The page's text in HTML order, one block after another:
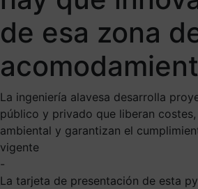
de esa zona
La ingeniería alavesa desarrolla
público y privado que liberan
ambiental y garantizan el
vigente
-
La tarjeta de presentación de esta